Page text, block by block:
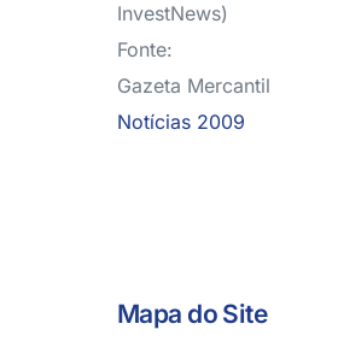
InvestNews)
Fonte:
Gazeta Mercantil
Notícias 2009
Mapa do Site